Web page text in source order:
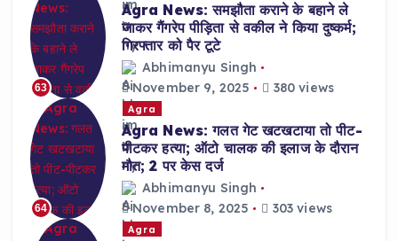
63
Agra News: समझौता कराने के बहाने ले
जाकर गैंगरेप पीड़िता से वकील ने किया दुष्कर्म;
गिरफ्तार को पैर टूटे
Abhimanyu Singh
November 9, 2025
380 views
64
Agra
Agra News: गलत गेट खटखटाया तो पीट-
पीटकर हत्या; ऑटो चालक की इलाज के दौरान
मौत; 2 पर केस दर्ज
Abhimanyu Singh
November 8, 2025
303 views
Agra